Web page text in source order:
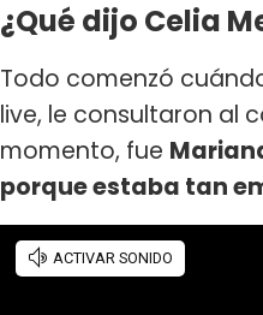
¿Qué dijo Celia
Todo comenzó
live, le consultaron al
momento, fue
porque estaba tan